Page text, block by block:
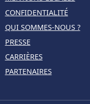
CONFIDENTIALITÉ
QUI SOMMES-NOUS ?
PRESSE
CARRIÈRES
PARTENAIRES